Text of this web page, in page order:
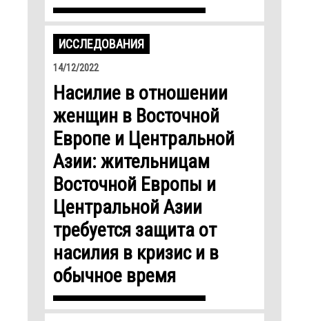
ИССЛЕДОВАНИЯ
14/12/2022
Насилие в отношении
женщин в Восточной
Европе и Центральной
Азии: жительницам
Восточной Европы и
Центральной Азии
требуется защита от
насилия в кризис и в
обычное время